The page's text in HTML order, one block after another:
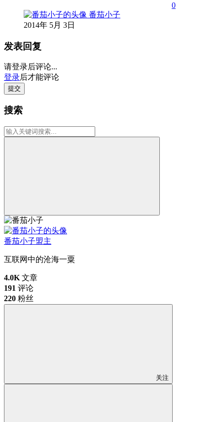
0
番茄小子
2014年 5月 3日
发表回复
请登录后评论...
登录后才能评论
提交
搜索
番茄小子盟主
互联网中的沧海一粟
4.0K 文章
191 评论
220 粉丝
关注